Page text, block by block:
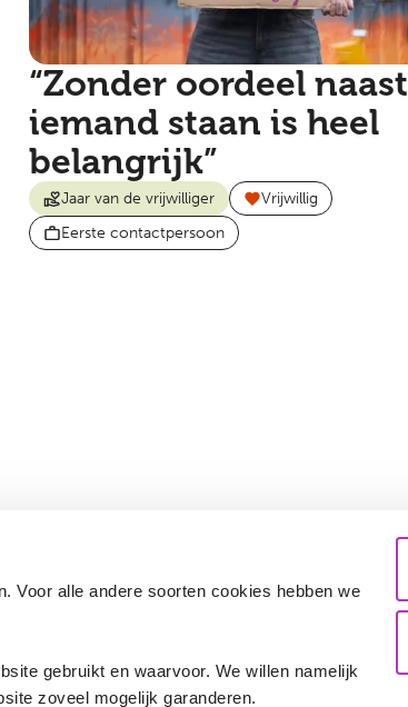
Voor alle andere soorten cookies hebben we
gebruikt en waarvoor. We willen namelijk
zoveel mogelijk garanderen.
“Zonder oordeel naast
iemand staan is heel
belangrijk”
Jaar van de vrijwilliger
Vrijwillig
Eerste contactpersoon